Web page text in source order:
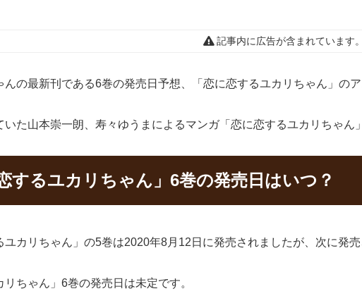
記事内に広告が含まれています。
の最新刊である6巻の発売日予想、「恋に恋するユカリちゃん」の
た山本崇一朗、寿々ゆうまによるマンガ「恋に恋するユカリちゃん
するユカリちゃん」6巻の発売日はいつ？
ユカリちゃん」の5巻は2020年8月12日に発売されましたが、次に発
ちゃん」6巻の発売日は未定です。